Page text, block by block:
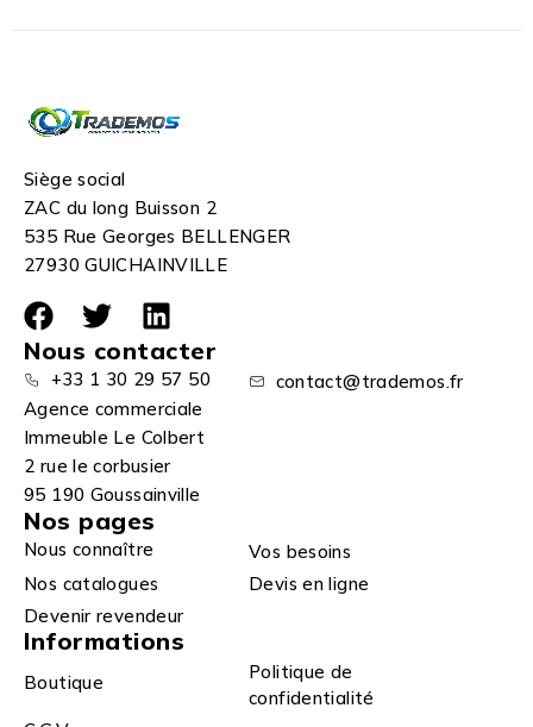
Siège social
ZAC du long Buisson 2
535 Rue Georges BELLENGER
27930 GUICHAINVILLE
Nous contacter
+33 1 30 29 57 50
contact@trademos.fr
Agence commerciale
Immeuble Le Colbert
2 rue le corbusier
95 190 Goussainville
Nos pages
Nous connaître
Vos besoins
Nos catalogues
Devis en ligne
Devenir revendeur
Informations
Boutique
Politique de
confidentialité